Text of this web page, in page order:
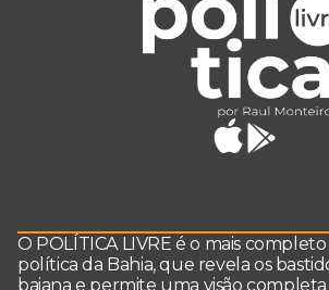
O POLÍTICA LIVRE é o mais
política da Bahia, que revela os
baiana e permite uma visão completa